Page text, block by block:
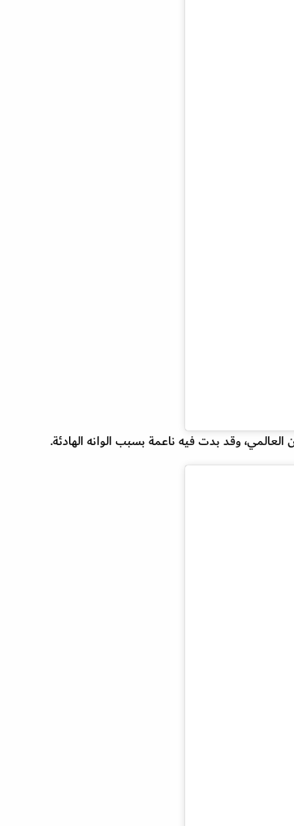
وقد بدت فيه ناعمة بسبب الوانه الهادئة.